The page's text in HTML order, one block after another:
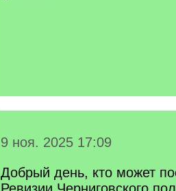
9 ноя. 2025 17:09
Добрый день, кто может